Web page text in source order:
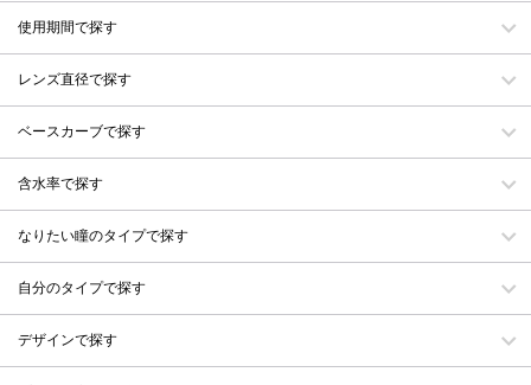
使用期間で探す
レンズ直径で探す
ベースカーブで探す
含水率で探す
なりたい瞳のタイプで探す
自分のタイプで探す
デザインで探す